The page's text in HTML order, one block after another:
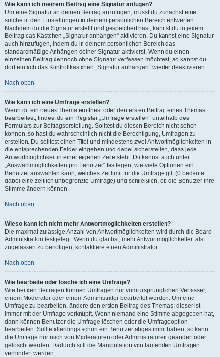
Wie kann ich meinem Beitrag eine Signatur anfügen?
Um eine Signatur an deinen Beitrag anzufügen, musst du zunächst eine
solche in den Einstellungen in deinem persönlichen Bereich entwerfen.
Nachdem du die Signatur erstellt und gespeichert hast, kannst du in jedem
Beitrag das Kästchen „Signatur anhängen“ aktivieren. Du kannst eine Signatur
auch hinzufügen, indem du in deinem persönlichen Bereich das
standardmäßige Anhängen deiner Signatur aktivierst. Wenn du einen
einzelnen Beitrag dennoch ohne Signatur verfassen möchtest, so kannst du
dort einfach das Kontrollkästchen „Signatur anhängen“ wieder deaktivieren.
Nach oben
Wie kann ich eine Umfrage erstellen?
Wenn du ein neues Thema eröffnest oder den ersten Beitrag eines Themas
bearbeitest, findest du ein Register „Umfrage erstellen“ unterhalb des
Formulars zur Beitragserstellung. Solltest du diesen Bereich nicht sehen
können, so hast du wahrscheinlich nicht die Berechtigung, Umfragen zu
erstellen. Du solltest einen Titel und mindestens zwei Antwortmöglichkeiten in
die entsprechenden Felder eingeben und dabei sicherstellen, dass jede
Antwortmöglichkeit in einer eigenen Zeile steht. Du kannst auch unter
„Auswahlmöglichkeiten pro Benutzer“ festlegen, wie viele Optionen ein
Benutzer auswählen kann, welches Zeitlimit für die Umfrage gilt (0 bedeutet
dabei eine zeitlich unbegrenzte Umfrage) und schließlich, ob die Benutzer ihre
Stimme ändern können.
Nach oben
Wieso kann ich nicht mehr Antwortmöglichkeiten erstellen?
Die maximal zulässige Anzahl von Antwortmöglichkeiten wird durch die Board-
Administration festgelegt. Wenn du glaubst, mehr Antwortmöglichkeiten als
zugelassen zu benötigen, kontaktiere einen Administrator.
Nach oben
Wie bearbeite oder lösche ich eine Umfrage?
Wie bei den Beiträgen können Umfragen nur vom ursprünglichen Verfasser,
einem Moderator oder einem Administrator bearbeitet werden. Um eine
Umfrage zu bearbeiten, ändere den ersten Beitrag des Themas; dieser ist
immer mit der Umfrage verknüpft. Wenn niemand eine Stimme abgegeben hat,
dann können Benutzer die Umfrage löschen oder die Umfrageoption
bearbeiten. Sollte allerdings schon ein Benutzer abgestimmt haben, so kann
die Umfrage nur noch von Moderatoren oder Administratoren geändert oder
gelöscht werden. Dadurch soll die Manipulation von laufenden Umfragen
verhindert werden.